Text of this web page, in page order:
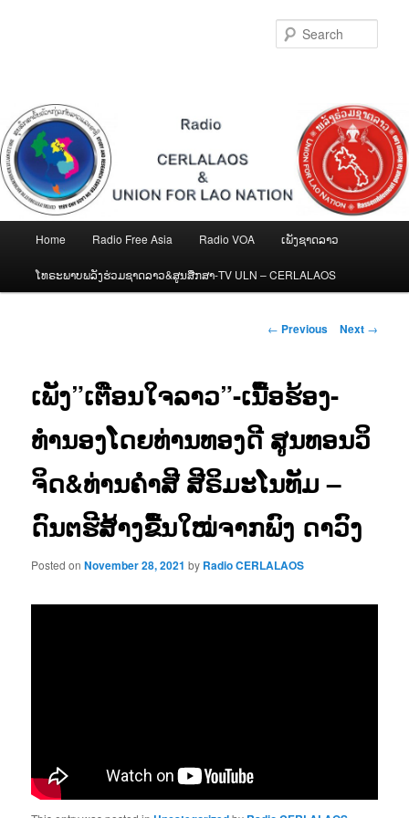
Home Radio Free Asia Radio VOA ເພັງຊາດລາວ
ໂທຣະພາບພລັງຮ່ວມຊາດລາວ&ສູນສືກສາ-TV ULN – CERLALAOS
Post
← Previous Next →
ເພັງ”ເຕືອນໃຈລາວ”-ເນື້ອຮ້ອງ-
ທຳນອງໂດຍທ່ານທອງດີ ສູນທອນວິ
ຈິດ&ທ່ານຄຳສີ ສີຣິມະໂນທັມ –
ດົນຕຮີສ້າງຂື້ນໃໝ່ຈາກພົງ ດາວົງ
Posted onNovember 28, 2021 by Radio CERLALAOS